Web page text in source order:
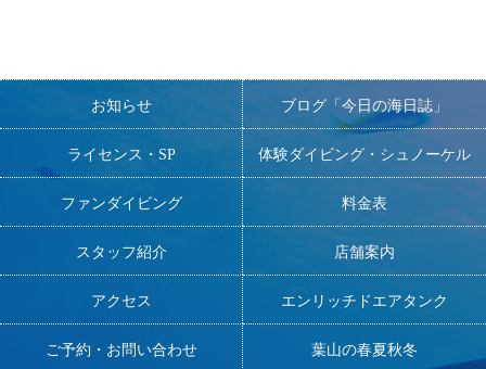
お知らせ ブログ「今日の海日誌」
ライセンス・SP 体験ダイビング・シュノーケル
ファンダイビング 料金表
スタッフ紹介 店舗案内
アクセス エンリッチドエアタンク
ご予約・お問い合わせ 葉山の春夏秋冬